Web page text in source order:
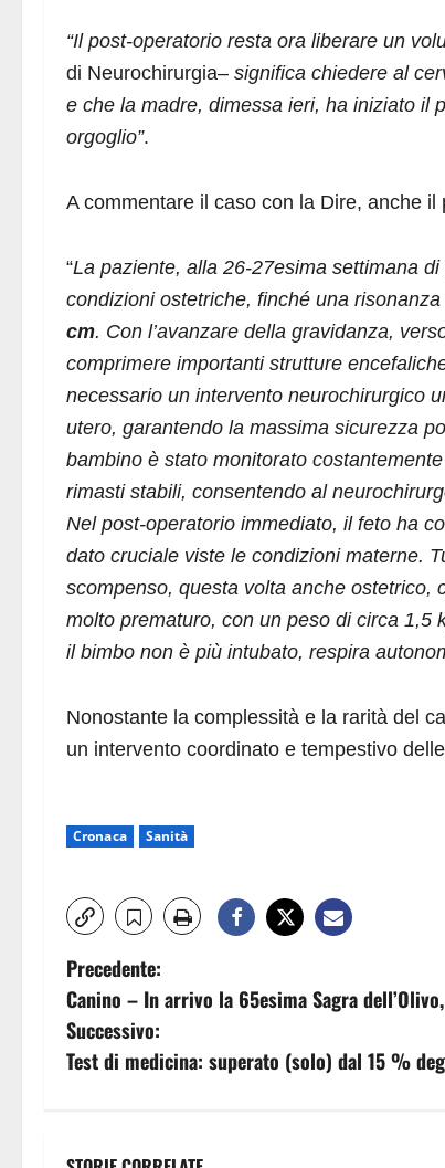
“Il post-operatorio resta ora liberare un
di Neurochirurgia– significa chiedere al
e che la madre, dimessa ieri, ha iniziato il
orgoglio”.
A commentare il caso con la Dire, anche
“La paziente, alla 26-27esima settimana
condizioni ostetriche, finché una
cm. Con l’avanzare della gravidanza,
comprimere importanti strutture
necessario un intervento neurochirurgico
utero, garantendo la massima sicurezza
bambino è stato monitorato
rimasti stabili, consentendo al
Nel post-operatorio immediato, il feto ha
dato cruciale viste le condizioni materne.
scompenso, questa volta anche ostetrico,
molto prematuro, con un peso di circa 1,5
il bimbo non è più intubato, respira
Nonostante la complessità e la rarità del
un intervento coordinato e tempestivo
Cronaca Sanità
N
a
v
Precedente:
Canino – In arrivo la 65esima Sagra
Successivo:
Test di medicina: superato (solo) dal 15 %